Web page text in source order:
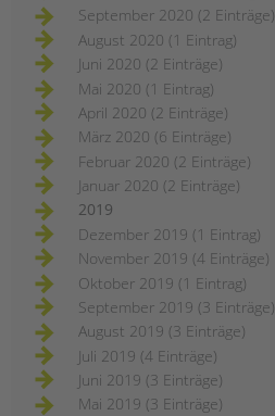
September 2020 (2 Einträge)
August 2020 (1 Eintrag)
Juni 2020 (2 Einträge)
Mai 2020 (1 Eintrag)
April 2020 (2 Einträge)
März 2020 (6 Einträge)
Februar 2020 (2 Einträge)
Januar 2020 (2 Einträge)
2019
Dezember 2019 (1 Eintrag)
November 2019 (4 Einträge)
Oktober 2019 (1 Eintrag)
September 2019 (3 Einträge)
August 2019 (3 Einträge)
Juli 2019 (4 Einträge)
Juni 2019 (3 Einträge)
Mai 2019 (3 Einträge)